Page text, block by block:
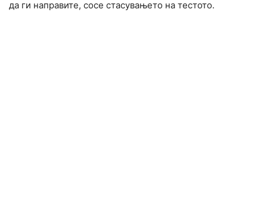
да ги направите, сосе стасувањето на тестото.